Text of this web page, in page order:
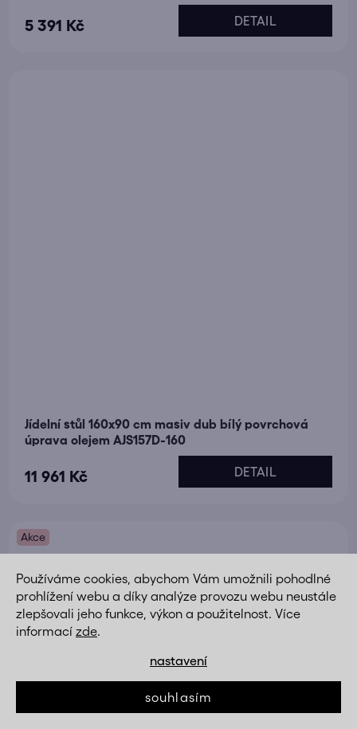
Používáme cookies, abychom Vám umožnili pohodlné
prohlížení webu a díky analýze provozu webu neustále
zlepšovali jeho funkce, výkon a použitelnost. Více
informací zde.
nastavení
souhlasím
5 391 Kč DETAIL
Jídelní stůl 160x90 cm masiv dub bílý povrchová
úprava olejem AJS157D-160
11 961 Kč DETAIL
Akce